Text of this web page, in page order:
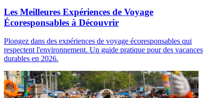
Les Meilleures Expériences de Voyage
Écoresponsables à Découvrir
Plongez dans des expériences de voyage écoresponsables qui
respectent l'environnement. Un guide pratique pour des vacances
durables en 2026.